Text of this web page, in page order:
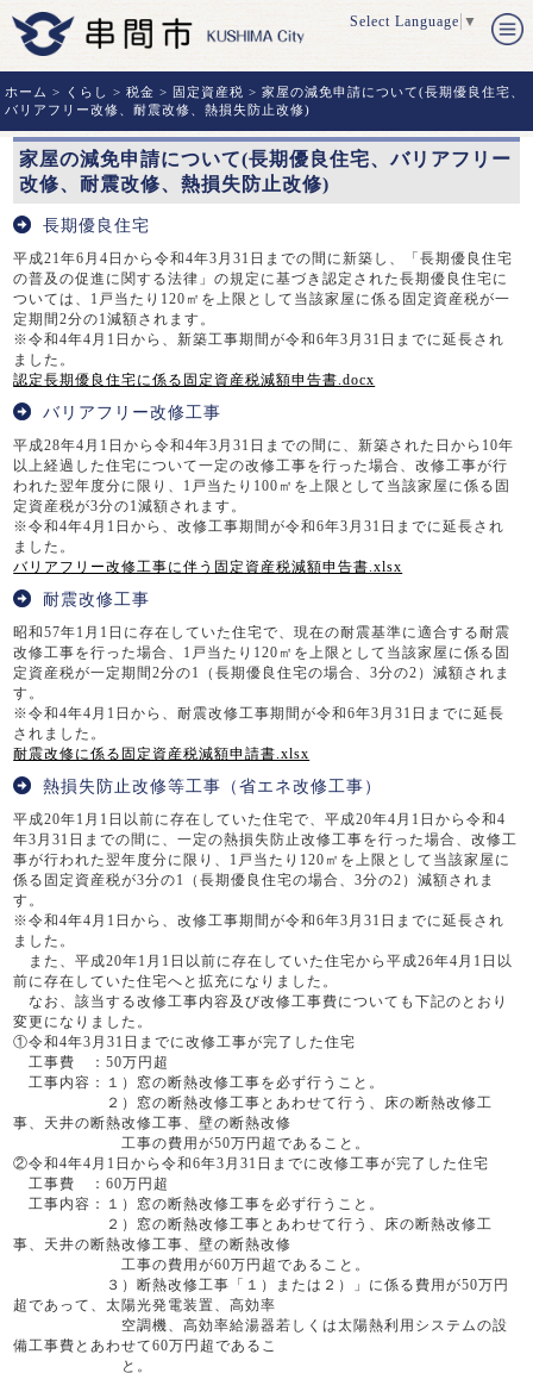
Select Language ▼
ホーム > くらし >税金 > 固定資産税 > 家屋の減免申請について(長期優良住宅、
バリアフリー改修、耐震改修、熱損失防止改修)
家屋の減免申請について(長期優良住宅、バリアフリー
改修、耐震改修、熱損失防止改修)
長期優良住宅
平成21年6月4日から令和4年3月31日までの間に新築し、「長期優良住宅
の普及の促進に関する法律」の規定に基づき認定された長期優良住宅に
ついては、1戸当たり120㎡を上限として当該家屋に係る固定資産税が一
定期間2分の1減額されます。
※令和4年4月1日から、新築工事期間が令和6年3月31日までに延長され
ました。
認定長期優良住宅に係る固定資産税減額申告書.docx
バリアフリー改修工事
平成28年4月1日から令和4年3月31日までの間に、新築された日から10年
以上経過した住宅について一定の改修工事を行った場合、改修工事が行
われた翌年度分に限り、1戸当たり100㎡を上限として当該家屋に係る固
定資産税が3分の1減額されます。
※令和4年4月1日から、改修工事期間が令和6年3月31日までに延長され
ました。
バリアフリー改修工事に伴う固定資産税減額申告書.xlsx
耐震改修工事
昭和57年1月1日に存在していた住宅で、現在の耐震基準に適合する耐震
改修工事を行った場合、1戸当たり120㎡を上限として当該家屋に係る固
定資産税が一定期間2分の1（長期優良住宅の場合、3分の2）減額されま
す。
※令和4年4月1日から、耐震改修工事期間が令和6年3月31日までに延長
されました。
耐震改修に係る固定資産税減額申請書.xlsx
熱損失防止改修等工事（省エネ改修工事）
平成20年1月1日以前に存在していた住宅で、平成20年4月1日から令和4
年3月31日までの間に、一定の熱損失防止改修工事を行った場合、改修工
事が行われた翌年度分に限り、1戸当たり120㎡を上限として当該家屋に
係る固定資産税が3分の1（長期優良住宅の場合、3分の2）減額されま
す。
※令和4年4月1日から、改修工事期間が令和6年3月31日までに延長され
ました。
また、平成20年1月1日以前に存在していた住宅から平成26年4月1日以
前に存在していた住宅へと拡充になりました。
なお、該当する改修工事内容及び改修工事費についても下記のとおり
変更になりました。
①令和4年3月31日までに改修工事が完了した住宅
工事費 ：50万円超
工事内容：１）窓の断熱改修工事を必ず行うこと。
２）窓の断熱改修工事とあわせて行う、床の断熱改修工
事、天井の断熱改修工事、壁の断熱改修
工事の費用が50万円超であること。
②令和4年4月1日から令和6年3月31日までに改修工事が完了した住宅
工事費 ：60万円超
工事内容：１）窓の断熱改修工事を必ず行うこと。
２）窓の断熱改修工事とあわせて行う、床の断熱改修工
事、天井の断熱改修工事、壁の断熱改修
工事の費用が60万円超であること。
３）断熱改修工事「１）または２）」に係る費用が50万円
超であって、太陽光発電装置、高効率
空調機、高効率給湯器若しくは太陽熱利用システムの設
備工事費とあわせて60万円超であるこ
と。